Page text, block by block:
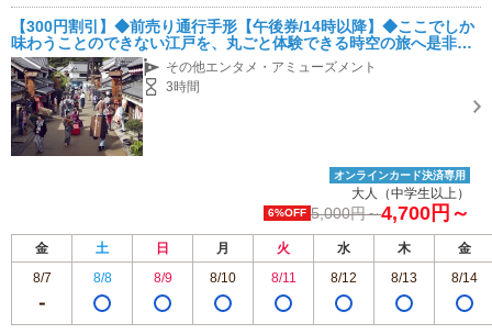
【300円割引】◆前売り通行手形【午後券/14時以降】◆ここでしか
味わうことのできない江戸を、丸ごと体験できる時空の旅へ是非お
越し下さい♪ ≪ファミリー･女性同士･カップルにおすすめ！≫
その他エンタメ・アミューズメント
3時間
オンラインカード決済専用
大人（中学生以上）
6%OFF 5,000円～4,700円～
金 土 日 月 火 水 木
金
8/7
8/8 8/9 8/10 8/11 8/12 8/13 8/14